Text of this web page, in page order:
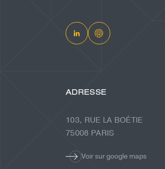
ADRESSE
103, RUE LA BOÉTIE
75008 PARIS
Voir sur google maps